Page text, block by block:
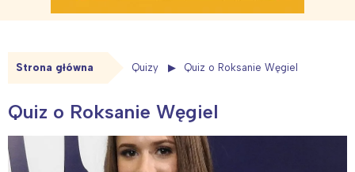
Strona główna Quizy Quiz o Roksanie Węgiel
Quiz o Roksanie Węgiel